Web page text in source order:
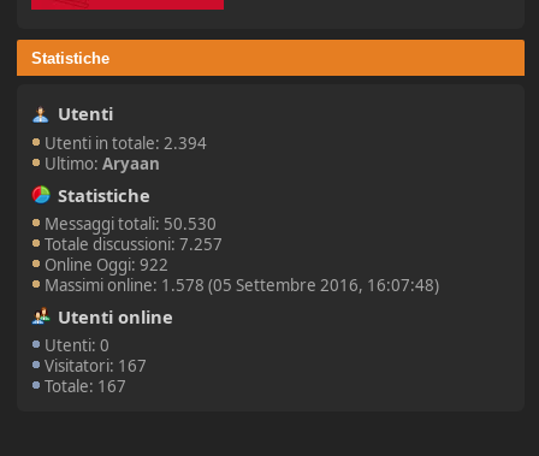
Statistiche
Utenti
Utenti in totale: 2.394
Ultimo:Aryaan
Statistiche
Messaggi totali: 50.530
Totale discussioni: 7.257
Online Oggi: 922
Massimi online: 1.578 (05 Settembre 2016, 16:07:48)
Utenti online
Utenti: 0
Visitatori: 167
Totale: 167